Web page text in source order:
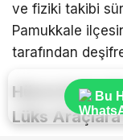
ve fiziki takibi
Pamukkale
tarafından
Hücre Evine
Lüks
Bu